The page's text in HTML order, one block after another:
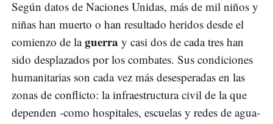
Según datos de Naciones Unidas, más de mil niños y
niñas han muerto o han resultado heridos desde el
comienzo de laguerra y casi dos de cada tres han
sido desplazados por los combates. Sus condiciones
humanitarias son cada vez más desesperadas en las
zonas de conflicto: la infraestructura civil de la que
dependen -como hospitales, escuelas y redes de agua-